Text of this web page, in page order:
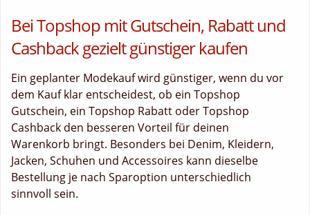
Bei Topshop mit Gutschein, Rabatt und
Cashback gezielt günstiger kaufen
Ein geplanter Modekauf wird günstiger, wenn du vor
dem Kauf klar entscheidest, ob ein Topshop
Gutschein, ein Topshop Rabatt oder Topshop
Cashback den besseren Vorteil für deinen
Warenkorb bringt. Besonders bei Denim, Kleidern,
Jacken, Schuhen und Accessoires kann dieselbe
Bestellung je nach Sparoption unterschiedlich
sinnvoll sein.